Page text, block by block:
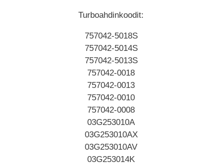
Turboahdinkoodit:
757042-5018S
757042-5014S
757042-5013S
757042-0018
757042-0013
757042-0010
757042-0008
03G253010A
03G253010AX
03G253010AV
03G253014K